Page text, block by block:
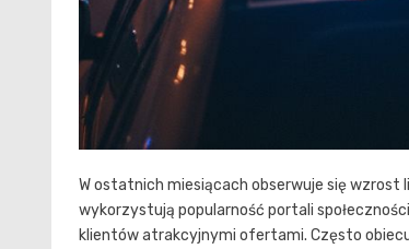
W ostatnich miesiącach obserwuje się wzrost
wykorzystują popularność portali
klientów atrakcyjnymi ofertami. Często